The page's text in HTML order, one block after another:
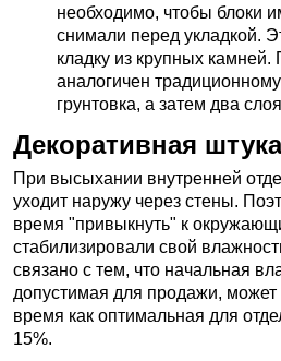
необходимо, чтобы блоки
снимали перед укладкой.
кладку из крупных
аналогичен
грунтовка, а затем два
Декоративная
При высыхании внутренней
уходит наружу через стены.
время "привыкнуть" к
стабилизировали свой
связано с тем, что начальная
допустимая для продажи,
время как оптимальная для
15%.